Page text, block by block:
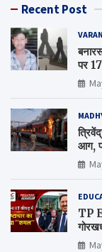
Recent Post
पर
आग,
TP
कब